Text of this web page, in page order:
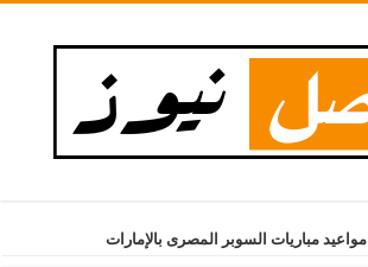
مواعيد مباريات السوبر المصرى بالإمارات